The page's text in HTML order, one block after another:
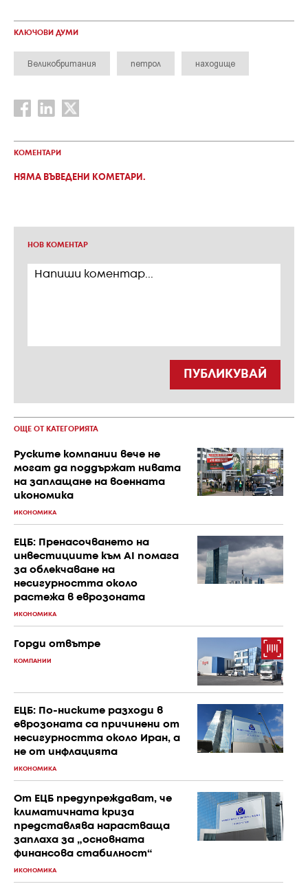
КЛЮЧОВИ ДУМИ
Великобритания петрол находище
КОМЕНТАРИ
НЯМА ВЪВЕДЕНИ КОМЕТАРИ.
НОВ КОМЕНТАР
ПУБЛИКУВАЙ
ОЩЕ ОТ КАТЕГОРИЯТА
Руските компании вече не
могат да поддържат нивата
на заплащане на военната
икономика
ИКОНОМИКА
ЕЦБ: Пренасочването на
инвестициите към AI помага
за облекчаване на
несигурността около
растежа в еврозоната
ИКОНОМИКА
Горди отвътре
КОМПАНИИ
ЕЦБ: По-ниските разходи в
еврозоната са причинени от
несигурността около Иран, а
не от инфлацията
ИКОНОМИКА
От ЕЦБ предупреждават, че
климатичната криза
представлява нарастваща
заплаха за „основната
финансова стабилност“
ИКОНОМИКА